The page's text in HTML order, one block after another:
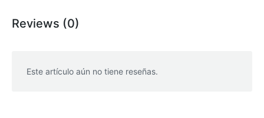
Reviews (0)
Este artículo aún no tiene reseñas.